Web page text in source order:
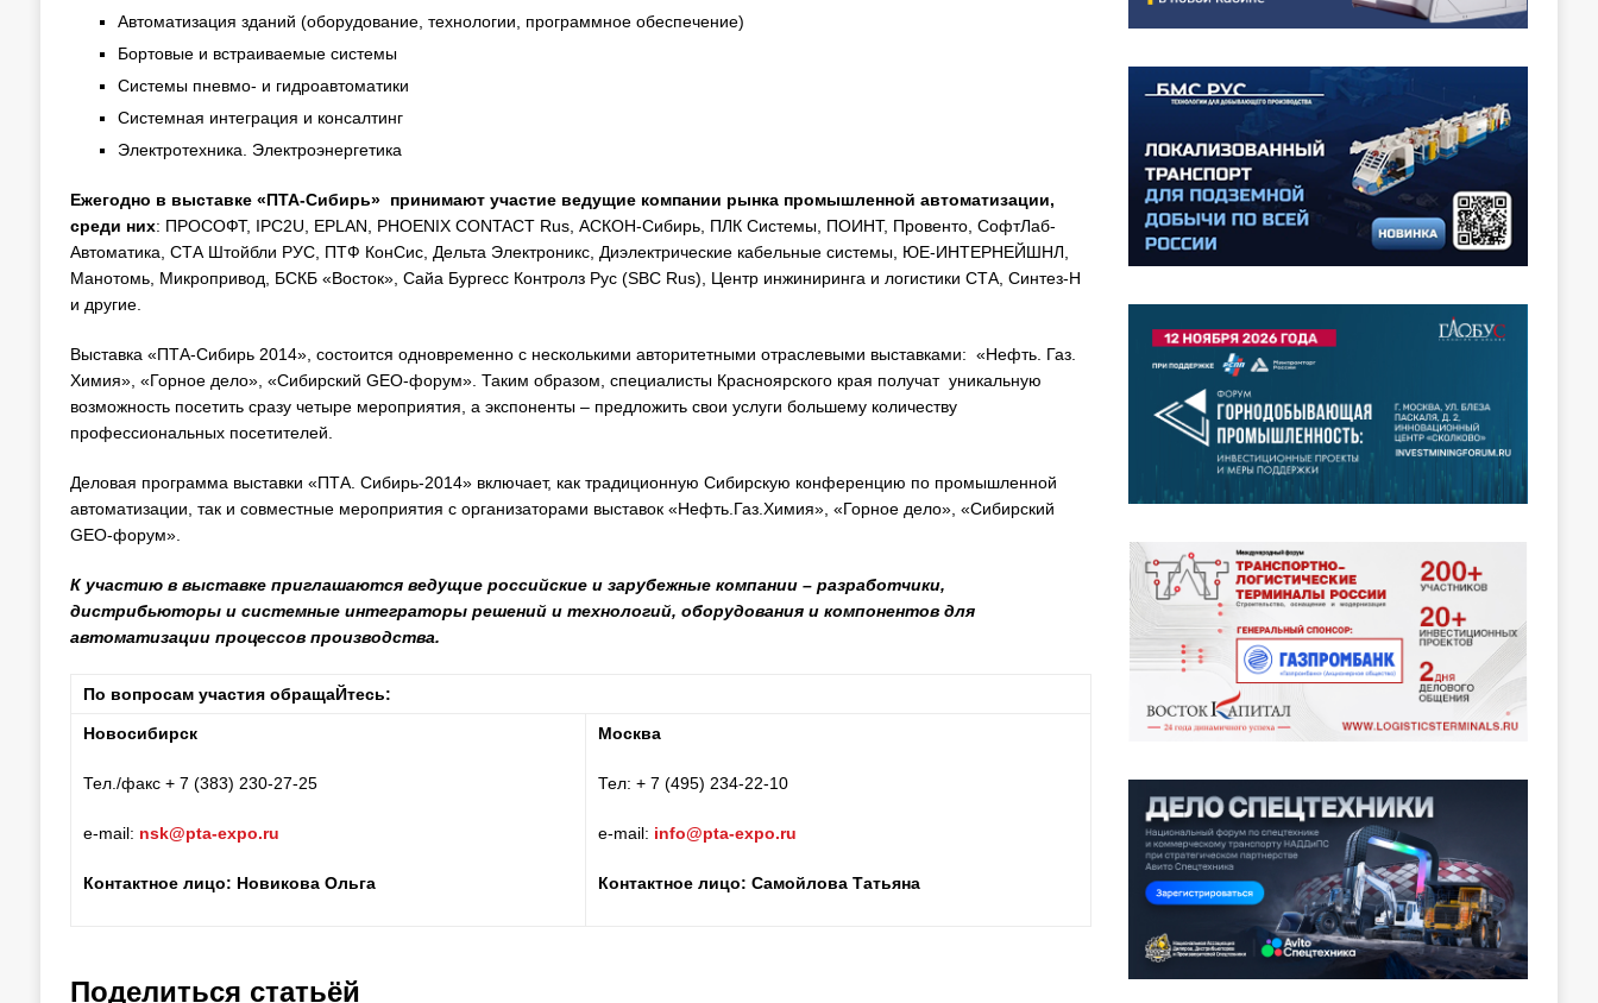
Автоматизация зданий (оборудование, технологии, программное обеспечение)
Бортовые и встраиваемые системы
Системы пневмо- и гидроавтоматики
Системная интеграция и консалтинг
Электротехника. Электроэнергетика
Ежегодно в выставке «ПТА-Сибирь» принимают участие ведущие компании рынка промышленной автоматизации,
среди них: ПРОСОФТ, IPC2U, EPLAN, PHOENIX CONTACT Rus, АСКОН-Сибирь, ПЛК Системы, ПОИНТ, Провенто, СофтЛаб-
Автоматика, СТА Штойбли РУС, ПТФ КонСис, Дельта Электроникс, Диэлектрические кабельные системы, ЮЕ-ИНТЕРНЕЙШНЛ,
Манотомь, Микропривод, БСКБ «Восток», Сайа Бургесс Контролз Рус (SBC Rus), Центр инжиниринга и логистики СТА, Синтез-Н
и другие.
Выставка «ПТА-Сибирь 2014», состоится одновременно с несколькими авторитетными отраслевыми выставками: «Нефть. Газ.
Химия», «Горное дело», «Сибирский GEO-форум». Таким образом, специалисты Красноярского края получат уникальную
возможность посетить сразу четыре мероприятия, а экспоненты – предложить свои услуги большему количеству
профессиональных посетителей.
Деловая программа выставки «ПТА. Сибирь-2014» включает, как традиционную Сибирскую конференцию по промышленной
автоматизации, так и совместные мероприятия с организаторами выставок «Нефть.Газ.Химия», «Горное дело», «Сибирский
GEO-форум».
К участию в выставке приглашаются ведущие российские и зарубежные компании – разработчики,
дистрибьюторы и системные интеграторы решений и технологий, оборудования и компонентов для
автоматизации процессов производства.
По вопросам участия обращаЙтесь:
Новосибирск
Тел./факс + 7 (383) 230-27-25
e-mail: nsk@pta-expo.ru
Контактное лицо: Новикова Ольга
Москва
Тел: + 7 (495) 234-22-10
e-mail: info@pta-expo.ru
Контактное лицо: Самойлова Татьяна
Поделиться статьёй